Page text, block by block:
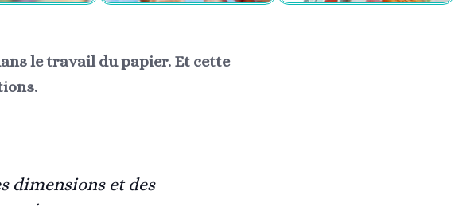
le travail du papier. Et cette
dimensions et des